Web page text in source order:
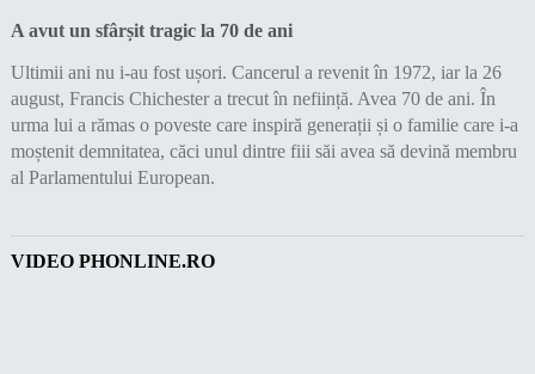
A avut un sfârșit tragic la 70 de ani
Ultimii ani nu i-au fost ușori. Cancerul a revenit în 1972, iar la 26
august, Francis Chichester a trecut în neființă. Avea 70 de ani. În
urma lui a rămas o poveste care inspiră generații și o familie care i-a
moștenit demnitatea, căci unul dintre fiii săi avea să devină membru
al Parlamentului European.
VIDEO PHONLINE.RO